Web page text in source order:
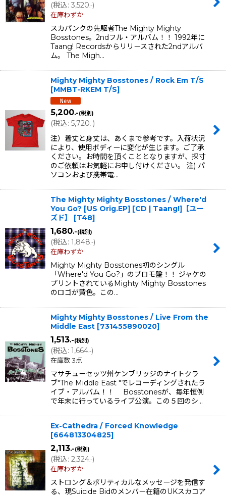
(税込: 3,520.-)
在庫わずか
スカパンクの先駆者The Mighty Mighty
Bosstones。2ndフル・アルバム！！ 1992年に
Taang! Recordsからリリースされた2ndアルバ
ム。 The Migh…
Mighty Mighty Bosstones / Rock Em T/S
[MMBT-RKEM T/S]
5,200.-(税別)
(税込: 5,720.-)
注）着丈と身丈は、あくまで参考です。入荷状況
により、使用ボディーに変化が生じます。ご了承
ください。お時間を頂くこととなりますが、採寸
のご依頼はお気軽にお申し付けください。 注) パ
ソコンおよび携帯電…
The Mighty Mighty Bosstones ‎/ Where'd
You Go? [US Orig.EP] [CD | Taang!]【ユー
ズド】
[T48]
1,680.-(税別)
(税込: 1,848.-)
在庫わずか
Mighty Mighty Bosstones初のシングル
「Where'd You Go?」のプロモ盤！！ ジャケの
プリントされているMighty Mighty Bosstones
のロゴが黄色。この…
Mighty Mighty Bosstones / Live From the
Middle East [731455890020]
1,513.-(税別)
(税込: 1,664.-)
在庫数 3点
マサチューセッツ州ケンブリッジのナイトクラ
ブ"The Middle East "でレコーディングされたラ
イブ・アルバム！！ Bosstonesが、毎年恒例
で年末に行っているライブ公演。この５回のシ…
Ex-Cathedra / Forced Knowledge
[664813304825]
2,113.-(税別)
(税込: 2,324.-)
在庫わずか
ストロング＆ポリティカルなメッセージを発信す
る、現Suicide Bidのメンバー在籍のUKスカコア